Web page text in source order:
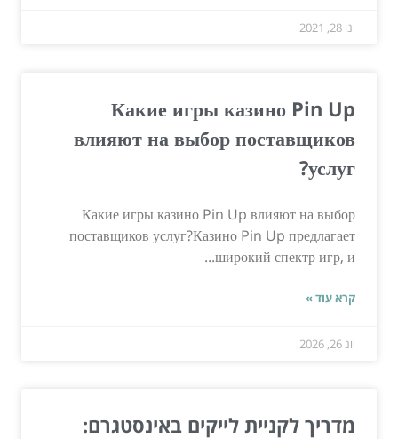
ינו 28, 2021
Какие игры казино Pin Up
влияют на выбор поставщиков
услуг?
Какие игры казино Pin Up влияют на выбор
поставщиков услуг?Казино Pin Up предлагает
широкий спектр игр, и...
קרא עוד »
יונ 26, 2026
מדריך לקניית לייקים באינסטגרם: